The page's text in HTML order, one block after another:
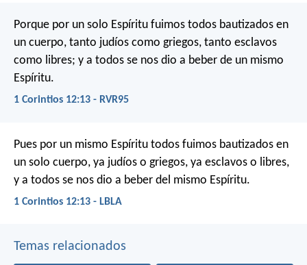
Porque por un solo Espíritu fuimos todos bautizados en
un cuerpo, tanto judíos como griegos, tanto esclavos
como libres; y a todos se nos dio a beber de un mismo
Espíritu.
1 Corintios 12:13 - RVR95
Pues por un mismo Espíritu todos fuimos bautizados en
un solo cuerpo, ya judíos o griegos, ya esclavos o libres,
y a todos se nos dio a beber del mismo Espíritu.
1 Corintios 12:13 - LBLA
Temas relacionados